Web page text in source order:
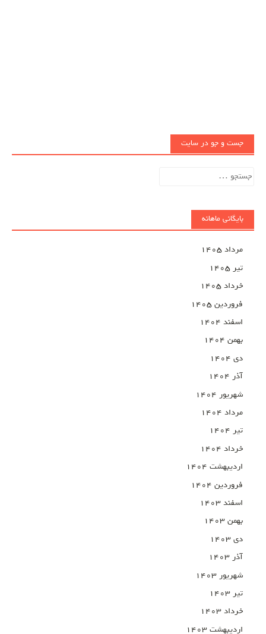
جست و جو در سایت
جستجو
بایگانی ماهانه
مرداد ۱۴۰۵
تیر ۱۴۰۵
خرداد ۱۴۰۵
فروردین ۱۴۰۵
اسفند ۱۴۰۴
بهمن ۱۴۰۴
دی ۱۴۰۴
آذر ۱۴۰۴
شهریور ۱۴۰۴
مرداد ۱۴۰۴
تیر ۱۴۰۴
خرداد ۱۴۰۴
اردیبهشت ۱۴۰۴
فروردین ۱۴۰۴
اسفند ۱۴۰۳
بهمن ۱۴۰۳
دی ۱۴۰۳
آذر ۱۴۰۳
شهریور ۱۴۰۳
تیر ۱۴۰۳
خرداد ۱۴۰۳
اردیبهشت ۱۴۰۳